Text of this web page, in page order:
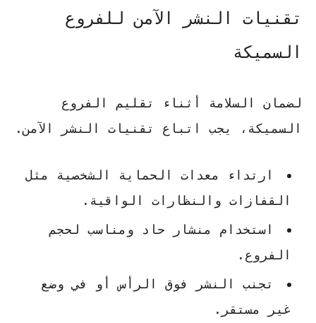
تقنيات النشر الآمن للفروع
السميكة
لضمان السلامة أثناء تقليم الفروع
السميكة، يجب اتباع تقنيات النشر الآمن.
ارتداء معدات الحماية الشخصية مثل
القفازات والنظارات الواقية.
استخدام منشار حاد ومناسب لحجم
الفروع.
تجنب النشر فوق الرأس أو في وضع
غير مستقر.